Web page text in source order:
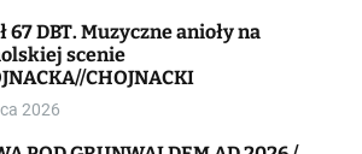
Muzyczne anioły na
scenie
CHOJNACKI
2026